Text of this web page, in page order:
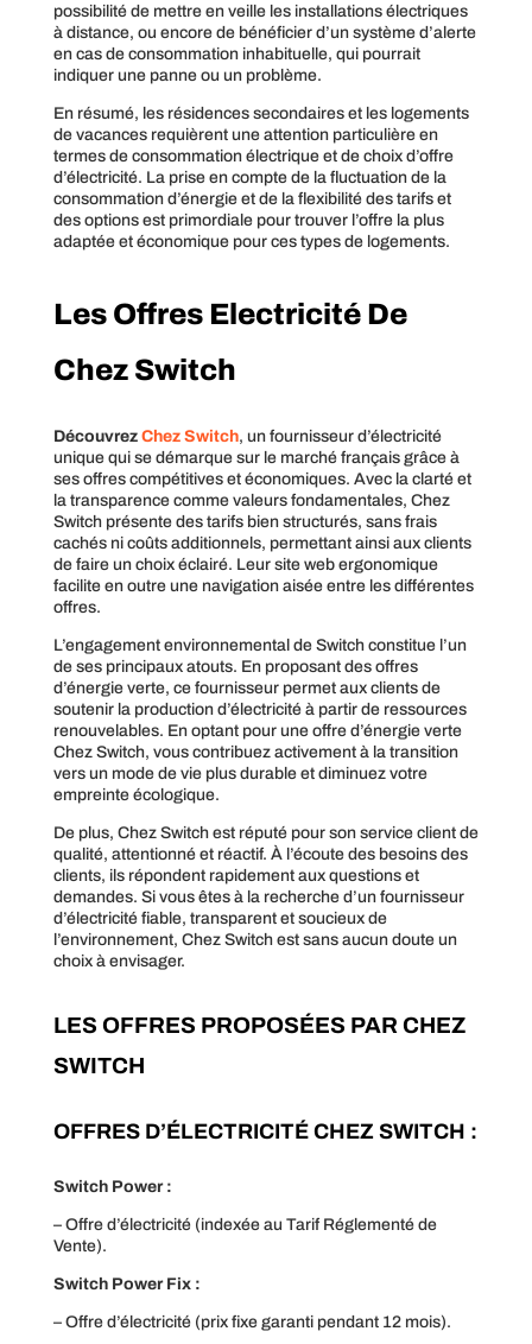
possibilité de mettre en veille les installations électriques
à distance, ou encore de bénéficier d’un système d’alerte
en cas de consommation inhabituelle, qui pourrait
indiquer une panne ou un problème.
En résumé, les résidences secondaires et les logements
de vacances requièrent une attention particulière en
termes de consommation électrique et de choix d’offre
d’électricité. La prise en compte de la fluctuation de la
consommation d’énergie et de la flexibilité des tarifs et
des options est primordiale pour trouver l’offre la plus
adaptée et économique pour ces types de logements.
Les Offres Electricité De
Chez Switch
Découvrez Chez Switch, un fournisseur d’électricité
unique qui se démarque sur le marché français grâce à
ses offres compétitives et économiques. Avec la clarté et
la transparence comme valeurs fondamentales, Chez
Switch présente des tarifs bien structurés, sans frais
cachés ni coûts additionnels, permettant ainsi aux clients
de faire un choix éclairé. Leur site web ergonomique
facilite en outre une navigation aisée entre les différentes
offres.
L’engagement environnemental de Switch constitue l’un
de ses principaux atouts. En proposant des offres
d’énergie verte, ce fournisseur permet aux clients de
soutenir la production d’électricité à partir de ressources
renouvelables. En optant pour une offre d’énergie verte
Chez Switch, vous contribuez activement à la transition
vers un mode de vie plus durable et diminuez votre
empreinte écologique.
De plus, Chez Switch est réputé pour son service client de
qualité, attentionné et réactif. À l’écoute des besoins des
clients, ils répondent rapidement aux questions et
demandes. Si vous êtes à la recherche d’un fournisseur
d’électricité fiable, transparent et soucieux de
l’environnement, Chez Switch est sans aucun doute un
choix à envisager.
LES OFFRES PROPOSÉES PAR CHEZ
SWITCH
OFFRES D’ÉLECTRICITÉ CHEZ SWITCH :
Switch Power :
– Offre d’électricité (indexée au Tarif Réglementé de
Vente).
Switch Power Fix :
– Offre d’électricité (prix fixe garanti pendant 12 mois).